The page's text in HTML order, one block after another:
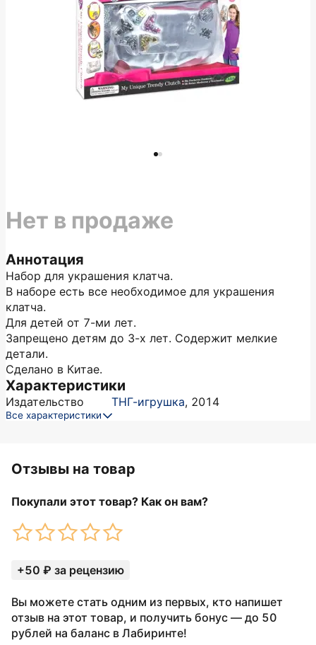
Аннотация
Набор для украшения клатча.
В наборе есть все необходимое для украшения
клатча.
Для детей от 7-ми лет.
Запрещено детям до 3-х лет. Содержит мелкие
детали.
Сделано в Китае.
Характеристики
Издательство ТНГ-игрушка, 2014
Все характеристики
Нет в продаже
Отзывы на товар
Покупали этот товар? Как он вам?
+50 ₽ за рецензию
Вы можете стать одним из первых, кто напишет
отзыв на этот товар, и получить бонус — до 50
рублей на баланс в Лабиринте!